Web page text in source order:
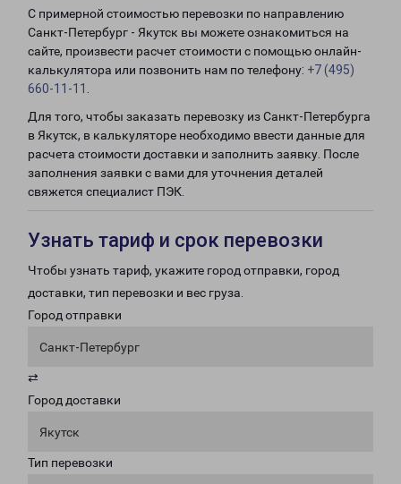
С примерной стоимостью перевозки по направлению
Санкт-Петербург - Якутск вы можете ознакомиться на
сайте, произвести расчет стоимости с помощью онлайн-
калькулятора или позвонить нам по телефону: +7 (495)
660-11-11
Для того, чтобы заказать перевозку из Санкт-Петербурга
в Якутск, в калькуляторе необходимо ввести данные для
расчета стоимости доставки и заполнить заявку. После
заполнения заявки с вами для уточнения деталей
свяжется специалист ПЭК.
Узнать тариф и срок перевозки
Чтобы узнать тариф, укажите город отправки, город
доставки, тип перевозки и вес груза.
Город отправки
Санкт-Петербург
⇄
Город доставки
Якутск
Тип перевозки